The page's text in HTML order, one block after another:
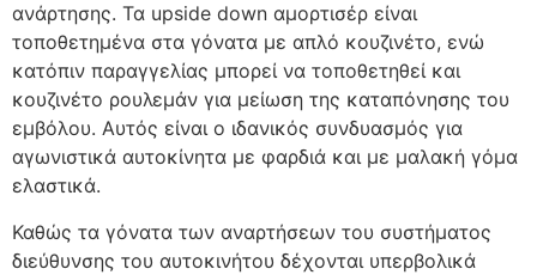
ανάρτησης. Τα upside down αμορτισέρ είναι
τοποθετημένα στα γόνατα με απλό κουζινέτο, ενώ
κατόπιν παραγγελίας μπορεί να τοποθετηθεί και
κουζινέτο ρουλεμάν για μείωση της καταπόνησης του
εμβόλου. Αυτός είναι ο ιδανικός συνδυασμός για
αγωνιστικά αυτοκίνητα με φαρδιά και με μαλακή γόμα
ελαστικά.
Καθώς τα γόνατα των αναρτήσεων του συστήματος
διεύθυνσης του αυτοκινήτου δέχονται υπερβολικά